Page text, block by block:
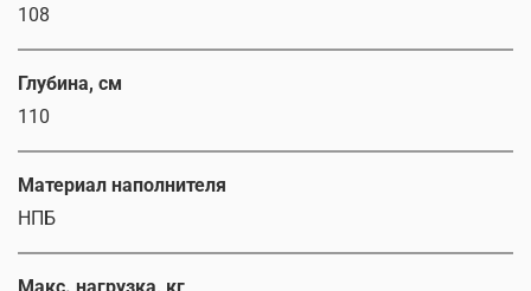
108
Глубина, см
110
Материал наполнителя
НПБ